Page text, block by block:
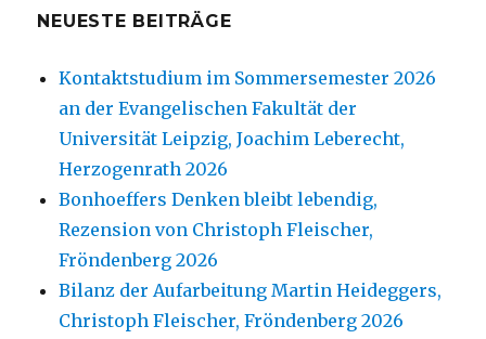
NEUESTE BEITRÄGE
Kontaktstudium im Sommersemester 2026
an der Evangelischen Fakultät der
Universität Leipzig, Joachim Leberecht,
Herzogenrath 2026
Bonhoeffers Denken bleibt lebendig,
Rezension von Christoph Fleischer,
Fröndenberg 2026
Bilanz der Aufarbeitung Martin Heideggers,
Christoph Fleischer, Fröndenberg 2026